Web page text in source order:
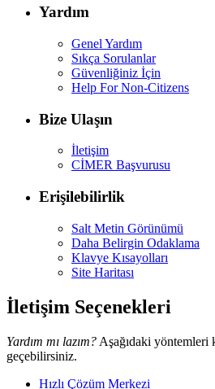
Yardım
Genel Yardım
Sıkça Sorulanlar
Güvenliğiniz İçin
Help For Non-Citizens
Bize Ulaşın
İletişim
CİMER Başvurusu
Erişilebilirlik
Salt Metin Görünümü
Daha Belirgin Odaklama
Klavye Kısayolları
Site Haritası
İletişim Seçenekleri
Yardım mı lazım? Aşağıdaki
geçebilirsiniz.
Hızlı Çözüm Merkezi